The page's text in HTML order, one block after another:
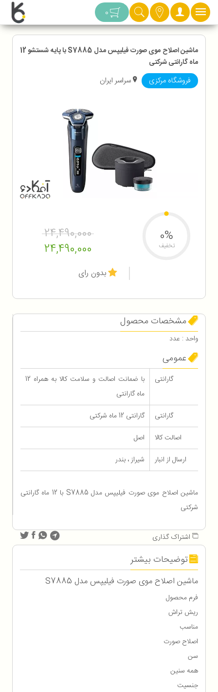
دسته بندی 0
ماشین اصلاح موی صورت فیلیپس مدل S7885 با پایه شستشو 12
ماه گارانتی شرکتی
فروشگاه مرکزی سراسر ایران
24,490,000
24,490,000
0%
تخفیف
بدون رای
مشخصات محصول
واحد : عدد
عمومی
گارانتی
با ضمانت اصالت و سلامت کالا به همراه 12
ماه گارانتی
گارانتی
گارانتی 12 ماه شرکتی
اصالت کالا
اصل
ارسال از انبار
شیراز ، بندر
ماشین اصلاح موی صورت فیلیپس مدل S7885 با 12 ماه گارانتی
شرکتی
اشتراک گذاری
توضیحات بیشتر
ماشین اصلاح موی صورت فیلیپس مدل S7885
فرم محصول
ریش تراش
مناسب
اصلاح صورت
سن
همه سنین
جنسیت